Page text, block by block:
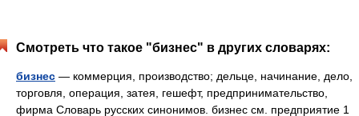
Смотреть что такое "бизнес" в других словарях:
бизнес — коммерция, производство; дельце, начинание, дело,
торговля, операция, затея, гешефт, предпринимательство,
фирма Словарь русских синонимов. бизнес см. предприятие 1